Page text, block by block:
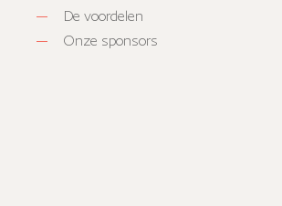
De voordelen
Onze sponsors